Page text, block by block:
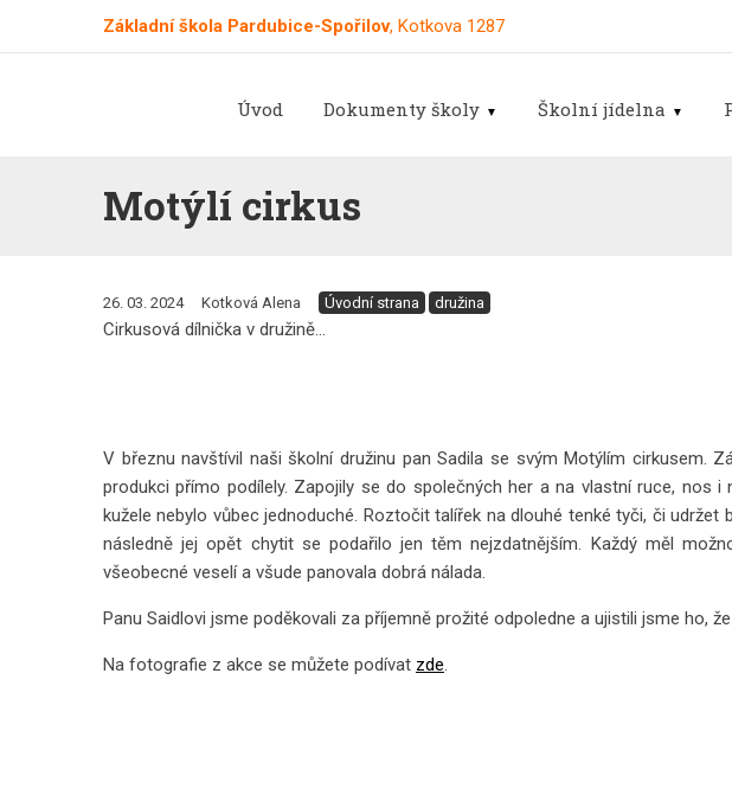
Základní škola Pardubice-Spořilov, Kotkova 1287
Úvod Dokumenty školy Školní jídelna
Motýlí cirkus
26. 03. 2024 Kotková Alena Úvodní strana družina
Cirkusová dílnička v družině...
V březnu navštívil naši školní družinu pan Sadila se svým Motýlím cirkusem.
produkci přímo podílely. Zapojily se do společných her a na vlastní ruce, nos
kužele nebylo vůbec jednoduché. Roztočit talířek na dlouhé tenké tyči, či
následně jej opět chytit se podařilo jen těm nejzdatnějším. Každý měl
všeobecné veselí a všude panovala dobrá nálada.
Panu Saidlovi jsme poděkovali za příjemně prožité odpoledne a ujistili jsme ho,
Na fotografie z akce se můžete podívat zde.